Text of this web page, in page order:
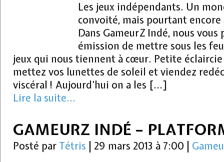
Les jeux indépendants. Un
convoité, mais pourtant
Dans GameurZ Indé, nous
émission de mettre sous les
jeux qui nous tiennent à cœur. Petite
mettez vos lunettes de soleil et viendez
viscéral ! Aujourd’hui on a les […]
Lire la suite...
GAMEURZ INDÉ –
Posté par Tétris 29 mars 2013 à 7:00